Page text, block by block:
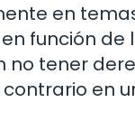
en
función de
no tener
en